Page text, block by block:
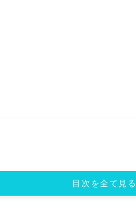
目次を全て見る